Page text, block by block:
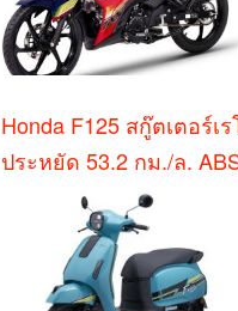
Honda F125 สกู๊ตเตอร์เ
ประหยัด 53.2 กม./ล.